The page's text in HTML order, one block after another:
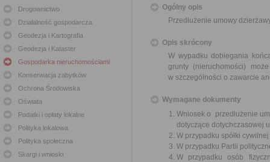
Drogownictwo
Działalność gospodarcza
Geodezja i Kartografia
Geodezja i Kataster
Gospodarka nieruchomościami
Konserwacja zabytków
Ochrona Środowiska
Oświata
Podatki i opłaty lokalne
Polityka lokalowa
Polityka społeczna
Skargi i wnioski
Ogólny opis
Przedłużenie umowy
Opis skrócony
W wypadku dobiegania
grunty (nieruchomości)
w szczególności o zawarcie
Wymagane dokumenty
Wniosek o przedłużenie
dotyczące dotychczasowej
W przypadku spółki
W przypadku Partii
W przypadku osób